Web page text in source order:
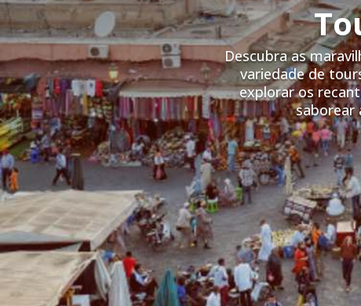
Descubra as
variedade de
explorar os
saborear